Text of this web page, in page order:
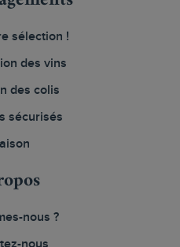
sélection !
des vins
des colis
sécurisés
nous ?